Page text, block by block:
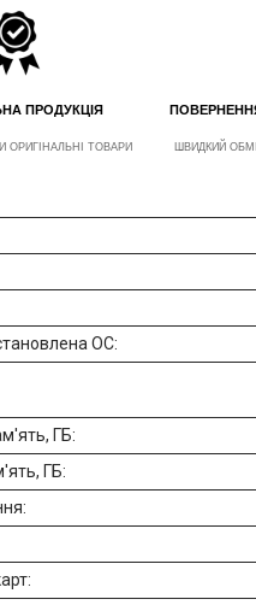
ПРОДУКЦІЯ
ОРИГІНАЛЬНІ ТОВАРИ ШВИДКИЙ
ОС:
ГБ:
ГБ: